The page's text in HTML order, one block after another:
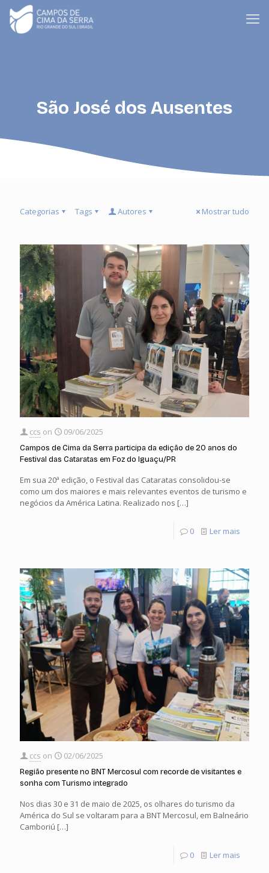
São José dos Ausentes
Categorias Tags Autores Mostrar tudo
ccs on 09/06/2025
Campos de Cima da Serra participa da edição de 20 anos do
Festival das Cataratas em Foz do Iguaçu/PR
Em sua 20ª edição, o Festival das Cataratas consolidou-se
como um dos maiores e mais relevantes eventos de turismo e
negócios da América Latina. Realizado nos […]
0 Ler mais
ccs on 02/06/2025
Região presente no BNT Mercosul com recorde de visitantes e
sonha com Turismo integrado
Nos dias 30 e 31 de maio de 2025, os olhares do turismo da
América do Sul se voltaram para a BNT Mercosul, em Balneário
Camboriú […]
0 Ler mais